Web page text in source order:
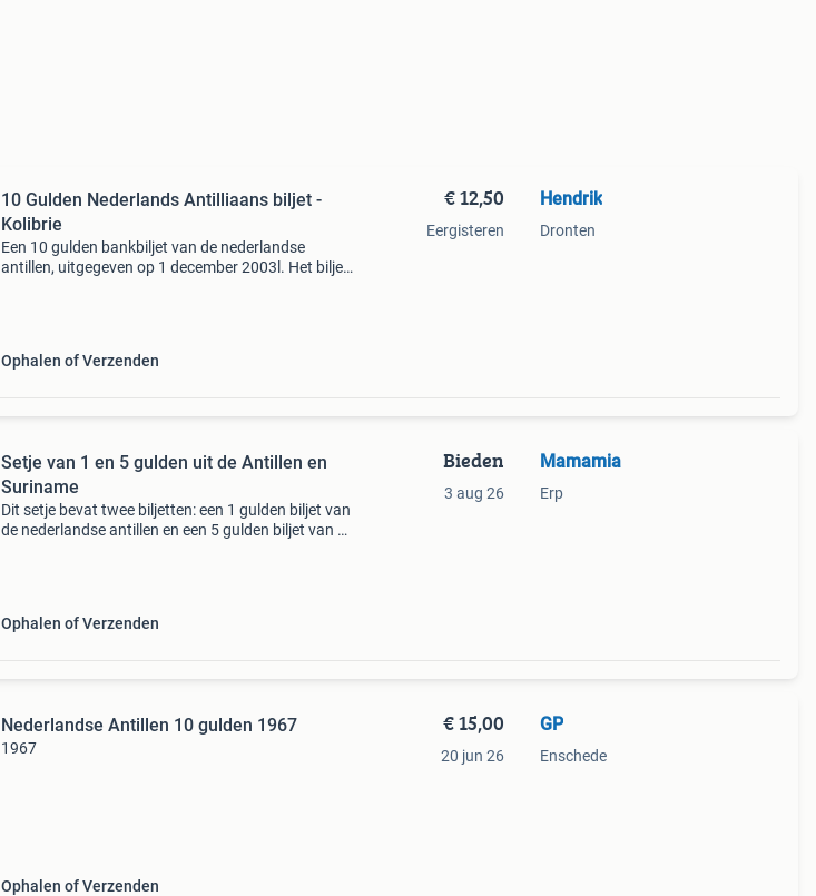
10 Gulden Nederlands Antilliaans biljet -
Kolibrie
Een 10 gulden bankbiljet van de nederlandse
antillen, uitgegeven op 1 december 2003l. Het biljet
Ophalen of Verzenden
€ 12,50
Eergisteren
Hendrik
Dronten
Setje van 1 en 5 gulden uit de Antillen en
Suriname
Dit setje bevat twee biljetten: een 1 gulden biljet van
de nederlandse antillen en een 5 gulden biljet van de
Ophalen of Verzenden
Bieden
3 aug 26
Mamamia
Erp
Nederlandse Antillen 10 gulden 1967
1967
Ophalen of Verzenden
€ 15,00
20 jun 26
GP
Enschede